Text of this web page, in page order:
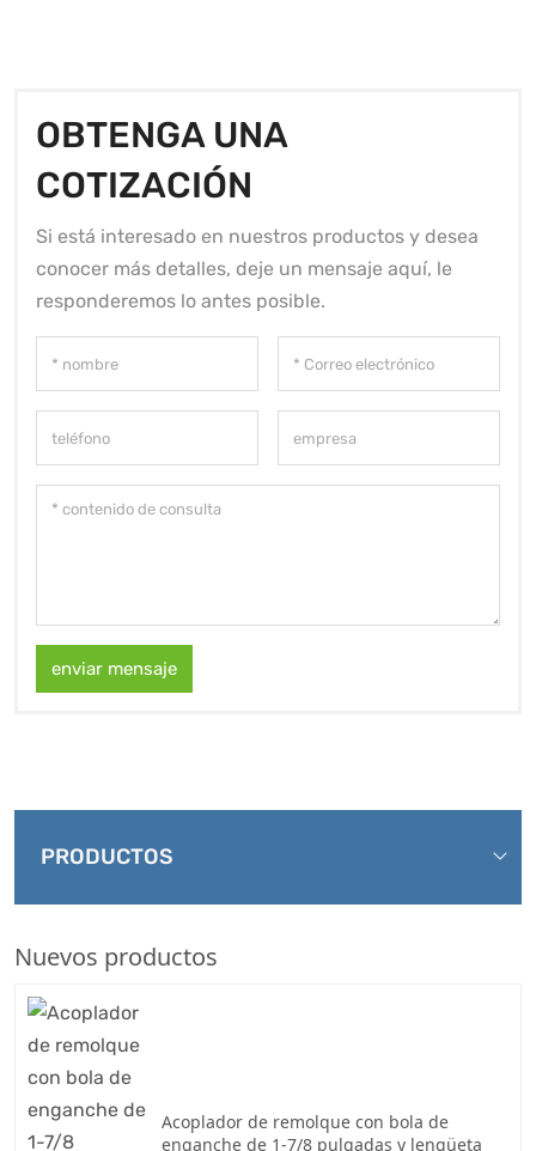
OBTENGA UNA
COTIZACIÓN
Si está interesado en nuestros productos y desea
conocer más detalles, deje un mensaje aquí, le
responderemos lo antes posible.
enviar mensaje
PRODUCTOS
Nuevos productos
Acoplador de remolque con bola de
enganche de 1-7/8 pulgadas y lengüeta